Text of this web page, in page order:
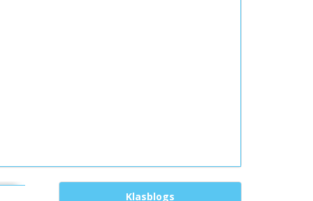
Klasblogs